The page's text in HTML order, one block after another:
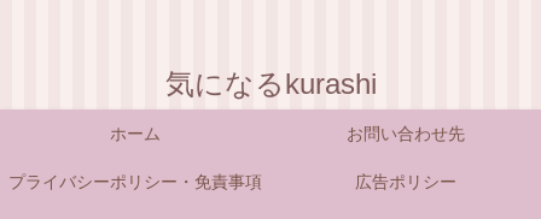
気になるkurashi
ホーム お問い合わせ先
プライバシーポリシー・免責事項 広告ポリシー